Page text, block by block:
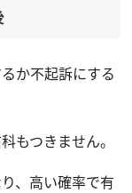
か不起訴にする
もつきません。
、高い確率で有